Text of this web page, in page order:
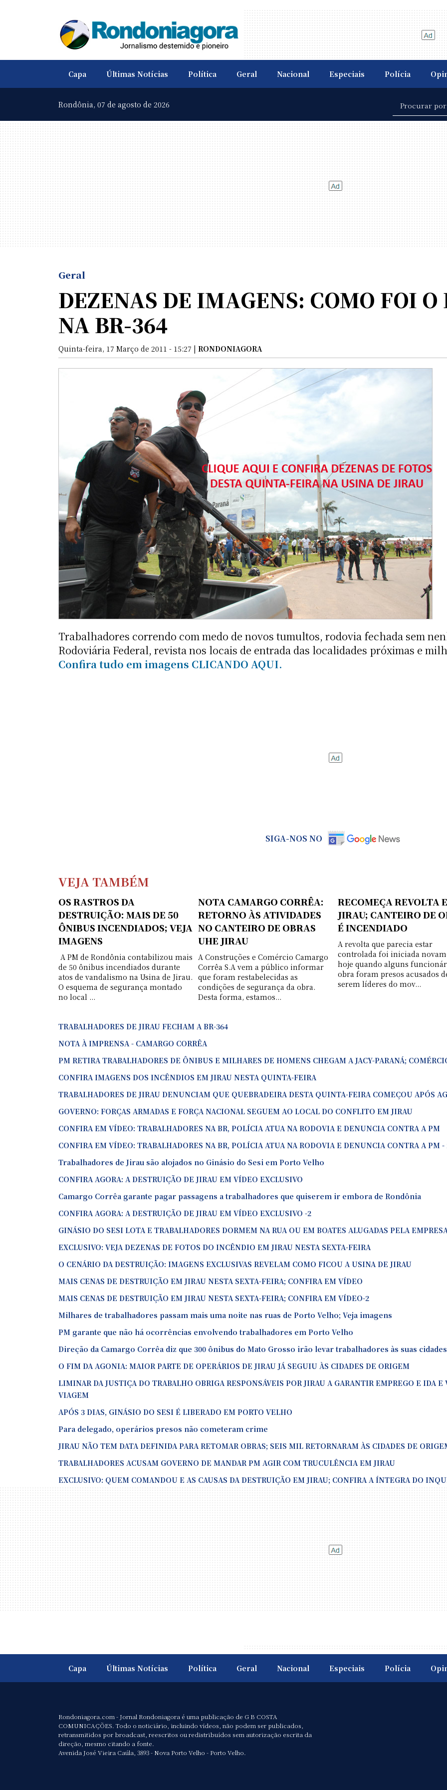
Capa Últimas Notícias Política Geral Nacional Especiais Polícia
Rondônia, 07 de agosto de 2026
Geral
DEZENAS DE IMAGENS: COMO FOI
NA BR-364
Quinta-feira, 17 Março de 2011 - 15:27 | RONDONIAGORA
Trabalhadores correndo com medo de novos tumultos, rodovia fechada sem
Rodoviária Federal, revista nos locais de entrada das localidades próximas e
Confira tudo em imagens CLICANDO AQUI.
SIGA-NOS NO
VEJA TAMBÉM
OS RASTROS DA
DESTRUIÇÃO: MAIS DE 50
ÔNIBUS INCENDIADOS; VEJA
IMAGENS
A PM de Rondônia contabilizou mais
de 50 ônibus incendiados durante
atos de vandalismo na Usina de Jirau.
O esquema de segurança montado
no local ...
NOTA CAMARGO CORRÊA:
RETORNO ÀS ATIVIDADES
NO CANTEIRO DE OBRAS
UHE JIRAU
A Construções e Comércio Camargo
Corrêa S.A vem a público informar
que foram restabelecidas as
condições de segurança da obra.
Desta forma, estamos...
RECOMEÇA REVOLTA
JIRAU; CANTEIRO DE
É INCENDIADO
A revolta que parecia estar
controlada foi iniciada
hoje quando alguns
obra foram presos acusados
serem líderes do mov...
TRABALHADORES DE JIRAU FECHAM A BR-364
NOTA À IMPRENSA - CAMARGO CORRÊA
PM RETIRA TRABALHADORES DE ÔNIBUS E MILHARES DE HOMENS CHEGAM A JACY-PARANÁ;
CONFIRA IMAGENS DOS INCÊNDIOS EM JIRAU NESTA QUINTA-FEIRA
TRABALHADORES DE JIRAU DENUNCIAM QUE QUEBRADEIRA DESTA QUINTA-FEIRA COMEÇOU APÓS
GOVERNO: FORÇAS ARMADAS E FORÇA NACIONAL SEGUEM AO LOCAL DO CONFLITO EM JIRAU
CONFIRA EM VÍDEO: TRABALHADORES NA BR, POLÍCIA ATUA NA RODOVIA E DENUNCIA CONTRA A PM
CONFIRA EM VÍDEO: TRABALHADORES NA BR, POLÍCIA ATUA NA RODOVIA E DENUNCIA CONTRA A PM -
Trabalhadores de Jirau são alojados no Ginásio do Sesi em Porto Velho
CONFIRA AGORA: A DESTRUIÇÃO DE JIRAU EM VÍDEO EXCLUSIVO
Camargo Corrêa garante pagar passagens a trabalhadores que quiserem ir embora de Rondônia
CONFIRA AGORA: A DESTRUIÇÃO DE JIRAU EM VÍDEO EXCLUSIVO -2
GINÁSIO DO SESI LOTA E TRABALHADORES DORMEM NA RUA OU EM BOATES ALUGADAS PELA
EXCLUSIVO: VEJA DEZENAS DE FOTOS DO INCÊNDIO EM JIRAU NESTA SEXTA-FEIRA
O CENÁRIO DA DESTRUIÇÃO: IMAGENS EXCLUSIVAS REVELAM COMO FICOU A USINA DE JIRAU
MAIS CENAS DE DESTRUIÇÃO EM JIRAU NESTA SEXTA-FEIRA; CONFIRA EM VÍDEO
MAIS CENAS DE DESTRUIÇÃO EM JIRAU NESTA SEXTA-FEIRA; CONFIRA EM VÍDEO-2
Milhares de trabalhadores passam mais uma noite nas ruas de Porto Velho; Veja imagens
PM garante que não há ocorrências envolvendo trabalhadores em Porto Velho
Direção da Camargo Corrêa diz que 300 ônibus do Mato Grosso irão levar trabalhadores às suas cidades
O FIM DA AGONIA: MAIOR PARTE DE OPERÁRIOS DE JIRAU JÁ SEGUIU ÀS CIDADES DE ORIGEM
LIMINAR DA JUSTIÇA DO TRABALHO OBRIGA RESPONSÁVEIS POR JIRAU A GARANTIR EMPREGO E IDA
VIAGEM
APÓS 3 DIAS, GINÁSIO DO SESI É LIBERADO EM PORTO VELHO
Para delegado, operários presos não cometeram crime
JIRAU NÃO TEM DATA DEFINIDA PARA RETOMAR OBRAS; SEIS MIL RETORNARAM ÀS CIDADES DE
TRABALHADORES ACUSAM GOVERNO DE MANDAR PM AGIR COM TRUCULÊNCIA EM JIRAU
EXCLUSIVO: QUEM COMANDOU E AS CAUSAS DA DESTRUIÇÃO EM JIRAU; CONFIRA A ÍNTEGRA DO
Capa Últimas Notícias Política Geral Nacional Especiais Polícia
Rondoniagora.com - Jornal Rondoniagora é uma publicação de G B COSTA
COMUNICAÇÕES. Todo o noticiário, incluindo vídeos, não podem ser publicados,
retransmitidos por broadcast, reescritos ou redistribuídos sem autorização escrita da
direção, mesmo citando a fonte.
Avenida José Vieira Caúla, 3893 - Nova Porto Velho - Porto Velho.